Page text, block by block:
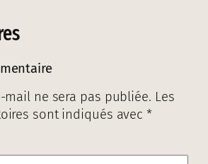
mail ne sera pas publiée. Les
sont indiqués avec*